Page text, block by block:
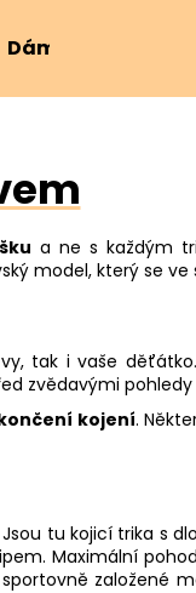
Dámské oblečení
a ne s každým
model, který se ve
tak i vaše
zvědavými pohledy
kojení.
tu kojicí trika s
Maximální
založené